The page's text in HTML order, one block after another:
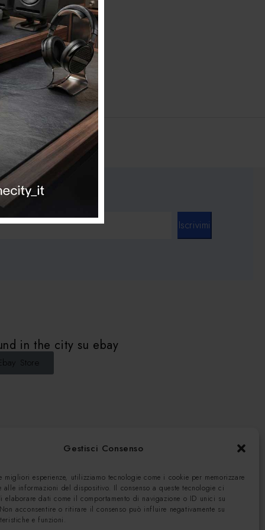
Gestisci Consenso
migliori esperienze, utilizziamo tecnologie come i cookie per memorizzare
alle informazioni del dispositivo. Il consenso a queste tecnologie ci
elaborare dati come il comportamento di navigazione o ID unici su
acconsentire o ritirare il consenso può influire negativamente su
e funzioni.
Iscrivimi
in the city su ebay
Store